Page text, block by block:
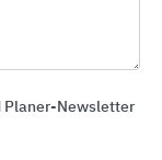
die
Planer-Newsletter